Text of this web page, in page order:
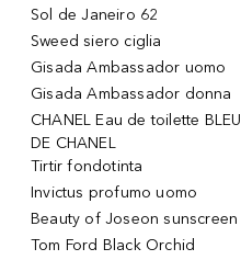
Sol de Janeiro 62
Sweed siero ciglia
Gisada Ambassador uomo
Gisada Ambassador donna
CHANEL Eau de toilette BLEU
DE CHANEL
Tirtir fondotinta
Invictus profumo uomo
Beauty of Joseon sunscreen
Tom Ford Black Orchid